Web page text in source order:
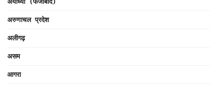
अरुणाचल प्रदेश
अलीगढ़
असम
आगरा